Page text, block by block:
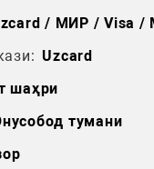
/ МИР / Visa /
Uzcard
шаҳри
тумани